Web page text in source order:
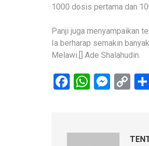
1000 dosis pertama dan
Panji juga menyampaikan
Ia berharap semakin
Melawi.[] Ade Shalahudin.
Facebook